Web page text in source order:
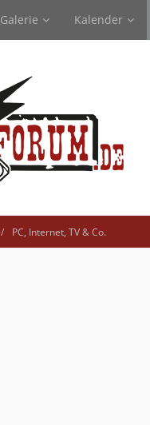
Galerie Kalender
PC, Internet, TV & Co.